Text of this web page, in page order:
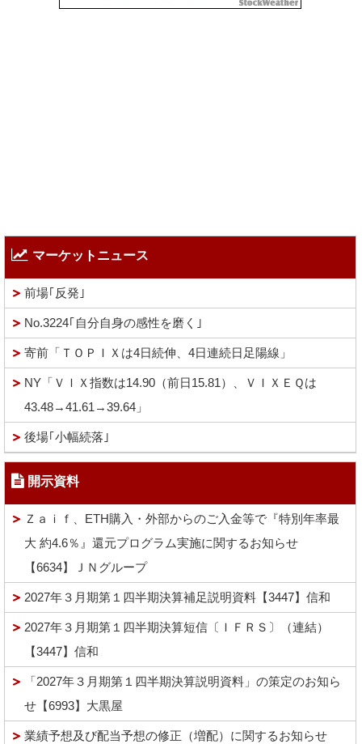
マーケットニュース
前場｢反発｣
No.3224｢自分自身の感性を磨く｣
寄前「ＴＯＰＩＸは4日続伸、4日連続日足陽線」
NY「ＶＩＸ指数は14.90（前日15.81）、ＶＩＸＥＱは
43.48→41.61→39.64」
後場｢小幅続落｣
開示資料
Ｚａｉｆ、ETH購入・外部からのご入金等で『特別年率最
大 約4.6％』還元プログラム実施に関するお知らせ
【6634】ＪＮグループ
2027年３月期第１四半期決算補足説明資料【3447】信和
2027年３月期第１四半期決算短信〔ＩＦＲＳ〕（連結）
【3447】信和
「2027年３月期第１四半期決算説明資料」の策定のお知ら
せ【6993】大黒屋
業績予想及び配当予想の修正（増配）に関するお知らせ